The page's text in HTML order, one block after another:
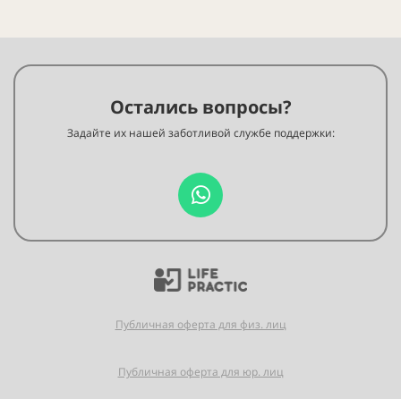
Остались вопросы?
Задайте их нашей заботливой службе поддержки:
Публичная оферта для физ. лиц
Публичная оферта для юр. лиц